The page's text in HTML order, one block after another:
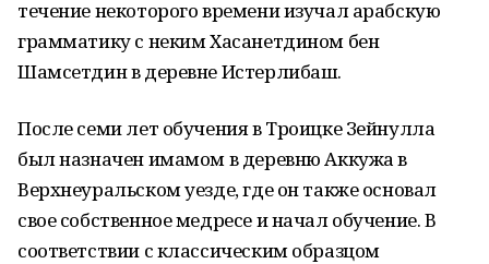
течение некоторого времени изучал арабскую
грамматику с неким Хасанетдином бен
Шамсетдин в деревне Истерлибаш.
После семи лет обучения в Троицке Зейнулла
был назначен имамом в деревню Аккужа в
Верхнеуральском уезде, где он также основал
свое собственное медресе и начал обучение. В
соответствии с классическим образцом